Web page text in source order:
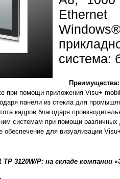
система:
Преимущества:
при помощи приложения Visu+
панели из стекла для
кадров благодаря
системам при помощи различных
обеспечение для визуализации
TP 3120W/P: на складе компании